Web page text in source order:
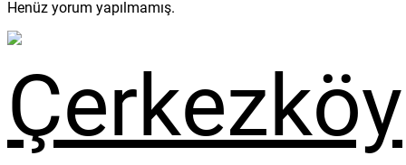
Henüz yorum yapılmamış.